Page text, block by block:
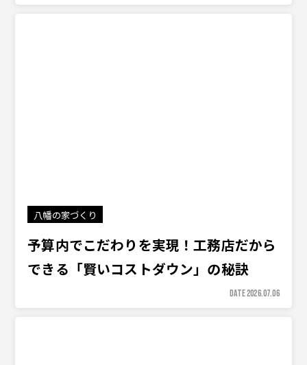
八幡の家づくり
予算内でこだわりを実現！工務店だから
できる「賢いコストダウン」の秘訣
DATE 2026.07.06